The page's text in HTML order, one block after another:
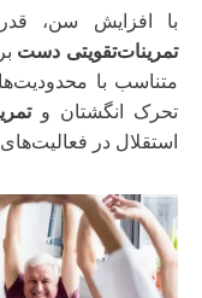
با افزایش سن،
تمرینات‌تقویتی دست
متناسب با
تحرک انگشتان و
استقلال در